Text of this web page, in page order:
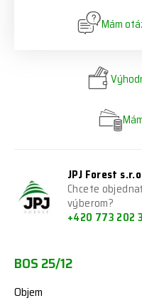
Mám
JPJ Forest
Chcete
výberom?
+420 773 202
BOS 25/12
Objem